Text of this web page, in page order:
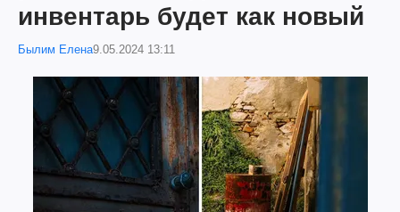
инвентарь будет как новый
Былим Елена9.05.2024 13:11